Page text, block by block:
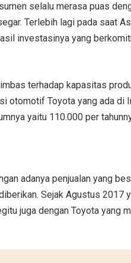
selalu merasa puas
Terlebih lagi pada saat
investasinya yang
terhadap kapasitas
otomotif Toyota yang ada di
yaitu 110.000 per
adanya penjualan yang
Sejak Agustus 2017
juga dengan Toyota yang